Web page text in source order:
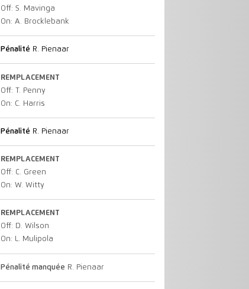
Off: S. Mavinga
On: A. Brocklebank
Pénalité R. Pienaar
REMPLACEMENT
Off: T. Penny
On: C. Harris
Pénalité R. Pienaar
REMPLACEMENT
Off: C. Green
On: W. Witty
REMPLACEMENT
Off: D. Wilson
On: L. Mulipola
Pénalité manquée R. Pienaar